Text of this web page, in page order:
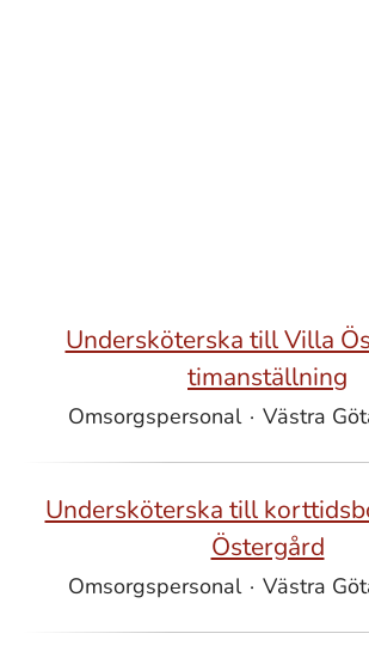
Undersköterska till Villa
timanställning
Omsorgspersonal · Västra
Undersköterska till
Östergård
Omsorgspersonal · Västra